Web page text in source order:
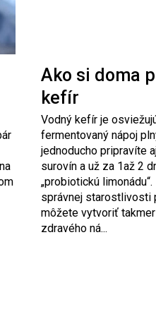
Ako si doma
kefír
Vodný kefír je
fermentovaný nápoj
jednoducho pripravíte
surovín a už za 1až 2
„probiotickú
správnej starostlivosti
môžete vytvoriť
zdravého ná...